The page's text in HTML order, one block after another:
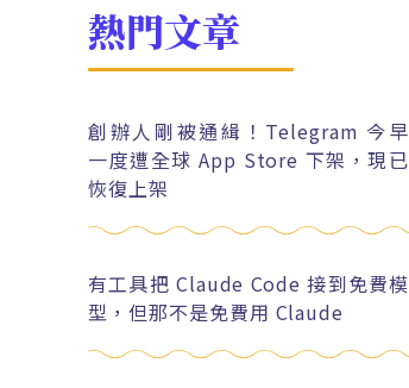
熱門文章
創辦人剛被通緝！Telegram 今早
一度遭全球 App Store 下架，現已
恢復上架
有工具把 Claude Code 接到免費模
型，但那不是免費用 Claude